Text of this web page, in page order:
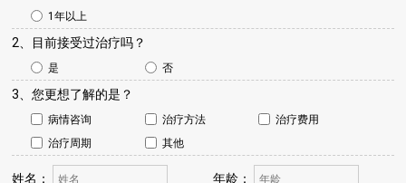
1年以上
2、目前接受过治疗吗？
是 否
3、您更想了解的是？
病情咨询 治疗方法
治疗费用
治疗周期
其他
姓名： 年龄：